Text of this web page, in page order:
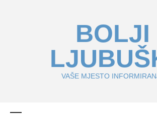
BOLJI
VAŠE MJESTO